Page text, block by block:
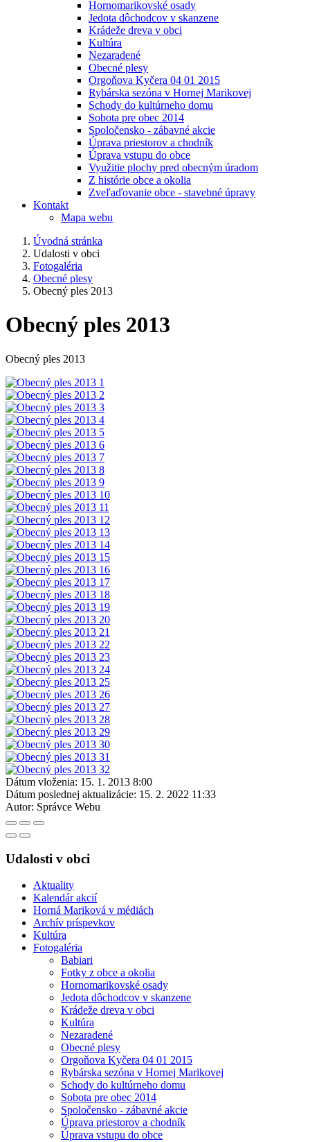
Hornomarikovské osady
Jedota dôchodcov v skanzene
Krádeže dreva v obci
Kultúra
Nezaradené
Obecné plesy
Orgoňova Kyčera 04 01 2015
Rybárska sezóna v Hornej Marikovej
Schody do kultúrneho domu
Sobota pre obec 2014
Spoločensko - zábavné akcie
Úprava priestorov a chodník
Úprava vstupu do obce
Využitie plochy pred obecným úradom
Z histórie obce a okolia
Zveľaďovanie obce - stavebné úpravy
Kontakt
Mapa webu
Úvodná stránka
Udalosti v obci
Fotogaléria
Obecné plesy
Obecný ples 2013
Obecný ples 2013
Obecný ples 2013
Dátum vloženia: 15. 1. 2013 8:00
Dátum poslednej aktualizácie: 15. 2. 2022 11:33
Autor: Správce Webu
Udalosti v obci
Aktuality
Kalendár akcií
Horná Mariková v médiách
Archív príspevkov
Kultúra
Fotogaléria
Babiari
Fotky z obce a okolia
Hornomarikovské osady
Jedota dôchodcov v skanzene
Krádeže dreva v obci
Kultúra
Nezaradené
Obecné plesy
Orgoňova Kyčera 04 01 2015
Rybárska sezóna v Hornej Marikovej
Schody do kultúrneho domu
Sobota pre obec 2014
Spoločensko - zábavné akcie
Úprava priestorov a chodník
Úprava vstupu do obce